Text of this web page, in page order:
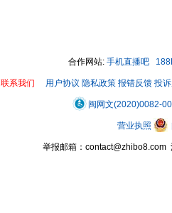
合作网站: 手机直播吧
联系我们 用户协议 隐私政策 报错反馈 投
闽网文(2020)0082-
营业执照
举报邮箱：